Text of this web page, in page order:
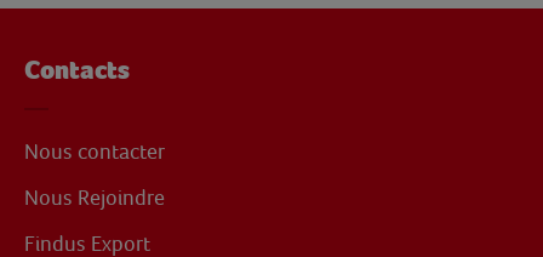
Contacts
Nous contacter
Nous Rejoindre
Findus Export